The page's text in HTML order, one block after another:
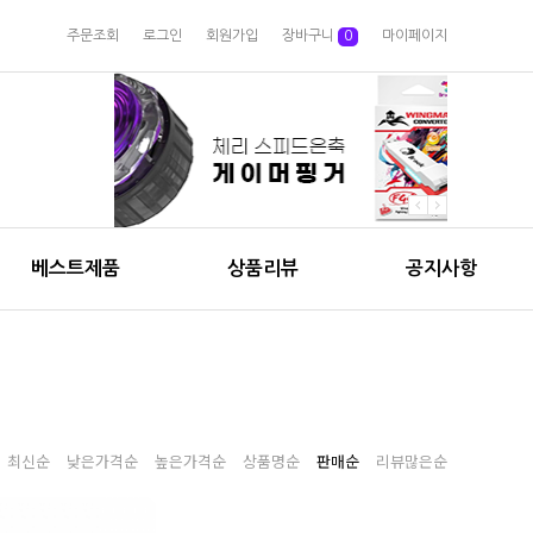
주문조회 로그인 회원가입 장바구니 0 마이페이지
베스트제품 상품리뷰 공지사항
최신순 낮은가격순 높은가격순 상품명순 판매순 리뷰많은순